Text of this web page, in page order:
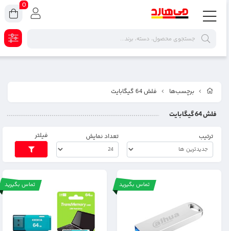
برچسب‌ها فلش 64 گیگابایت
فلش 64 گیگابایت
ترتیب تعداد نمایش فیلتر
تماس بگیرید تماس بگیرید
0